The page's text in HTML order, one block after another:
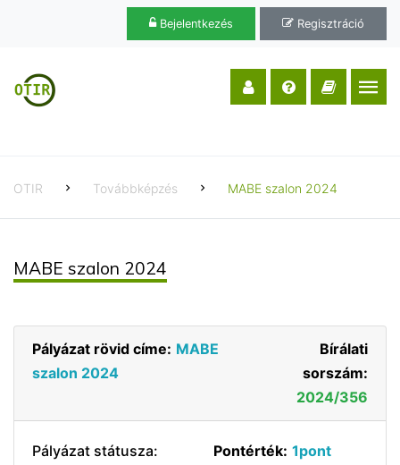
Bejelentkezés Regisztráció
OTIR Továbbképzés MABE szalon 2024
MABE szalon 2024
Pályázat rövid címe: MABE
szalon 2024
Bírálati
sorszám:
2024/356
Pályázat státusza:
Pontérték: 1pont